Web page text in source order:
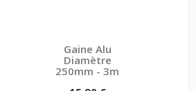
Gaine Alu
Diamètre
250mm - 3m